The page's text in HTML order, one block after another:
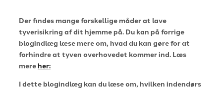
Der findes mange forskellige måder at lave
tyverisikring af dit hjemme på. Du kan på forrige
blogindlæg læse mere om, hvad du kan gøre for at
forhindre at tyven overhovedet kommer ind. Læs
mere her:
I dette blogindlæg kan du læse om, hvilken indendørs